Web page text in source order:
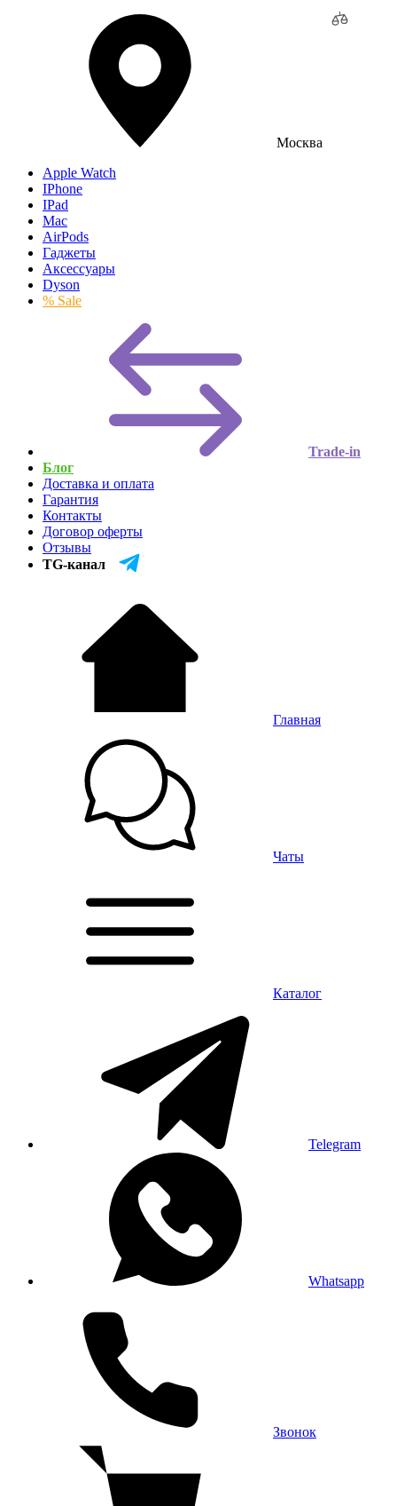
Москва
Apple Watch
IPhone
IPad
Mac
AirPods
Гаджеты
Аксессуары
Dyson
% Sale
Trade-in
Блог
Доставка и оплата
Гарантия
Контакты
Договор оферты
Отзывы
TG-канал
Главная
Чаты
Каталог
Telegram
Whatsapp
Звонок